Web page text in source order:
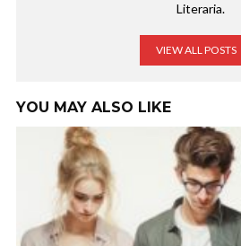
Literaria.
VIEW ALL POSTS
YOU MAY ALSO LIKE